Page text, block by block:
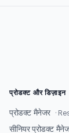
प्रोडक्ट और डिज़ाइन
प्रोडक्ट मैनेजर ·
सीनियर प्रोडक्ट